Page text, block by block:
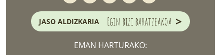
JASO ALDIZKARIA Egin bizi baratzeakoa >
EMAN HARTURAKO: